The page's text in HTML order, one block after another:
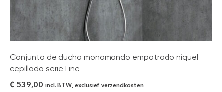
Conjunto de ducha monomando empotrado níquel
cepillado serie Line
€ 539,00 incl. BTW, exclusief verzendkosten